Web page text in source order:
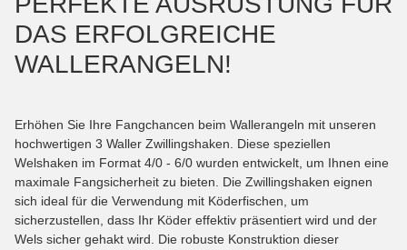
DAS ERFOLGREICHE
WALLERANGELN!
Erhöhen Sie Ihre Fangchancen beim Wallerangeln mit unseren
hochwertigen 3 Waller Zwillingshaken. Diese speziellen
Welshaken im Format 4/0 - 6/0 wurden entwickelt, um Ihnen eine
maximale Fangsicherheit zu bieten. Die Zwillingshaken eignen
sich ideal für die Verwendung mit Köderfischen, um
sicherzustellen, dass Ihr Köder effektiv präsentiert wird und der
Wels sicher gehakt wird. Die robuste Konstruktion dieser